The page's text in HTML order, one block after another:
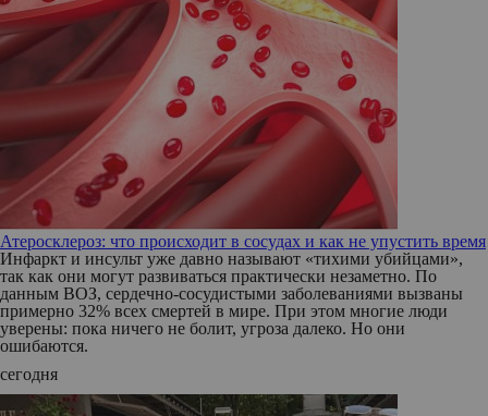
Атеросклероз: что происходит в сосудах и как не упустить время
Инфаркт и инсульт уже давно называют «тихими убийцами»,
так как они могут развиваться практически незаметно. По
данным ВОЗ, сердечно-сосудистыми заболеваниями вызваны
примерно 32% всех смертей в мире. При этом многие люди
уверены: пока ничего не болит, угроза далеко. Но они
ошибаются.
сегодня